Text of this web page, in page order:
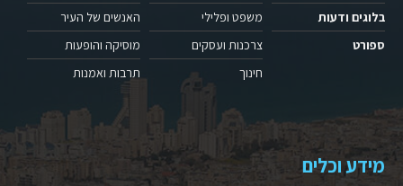
בלוגים ודעות
ספורט
משפט ופלילי
צרכנות ועסקים
חינוך
האנשים של העיר
מוסיקה והופעות
תרבות ואמנות
מידע וכלים